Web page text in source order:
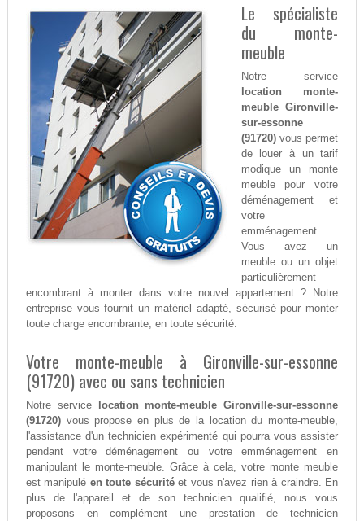
Le spécialiste
du monte-
meuble
Notre service
location monte-
meuble Gironville-
sur-essonne
(91720)vous permet
de louer à un tarif
modique un monte
meuble pour votre
déménagement et
votre
emménagement.
Vous avez un
meuble ou un objet
particulièrement
encombrant à monter dans votre nouvel appartement ? Notre
entreprise vous fournit un matériel adapté, sécurisé pour monter
toute charge encombrante, en toute sécurité.
Votre monte-meuble à Gironville-sur-essonne
(91720) avec ou sans technicien
Notre service
location monte-meuble Gironville-sur-essonne
(91720)vous propose en plus de la location du monte-meuble,
l'assistance d'un technicien expérimenté qui pourra vous assister
pendant votre déménagement ou votre emménagement en
manipulant le monte-meuble. Grâce à cela, votre monte meuble
est manipulé en toute sécuritéet vous n'avez rien à craindre. En
plus de l'appareil et de son technicien qualifié, nous vous
proposons en complément une prestation de technicien